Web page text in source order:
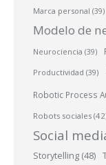
Marca personal (39)
Modelo de
Neurociencia (39)
Productividad (39)
Robotic Process
Robots sociales
Social
Storytelling (48)